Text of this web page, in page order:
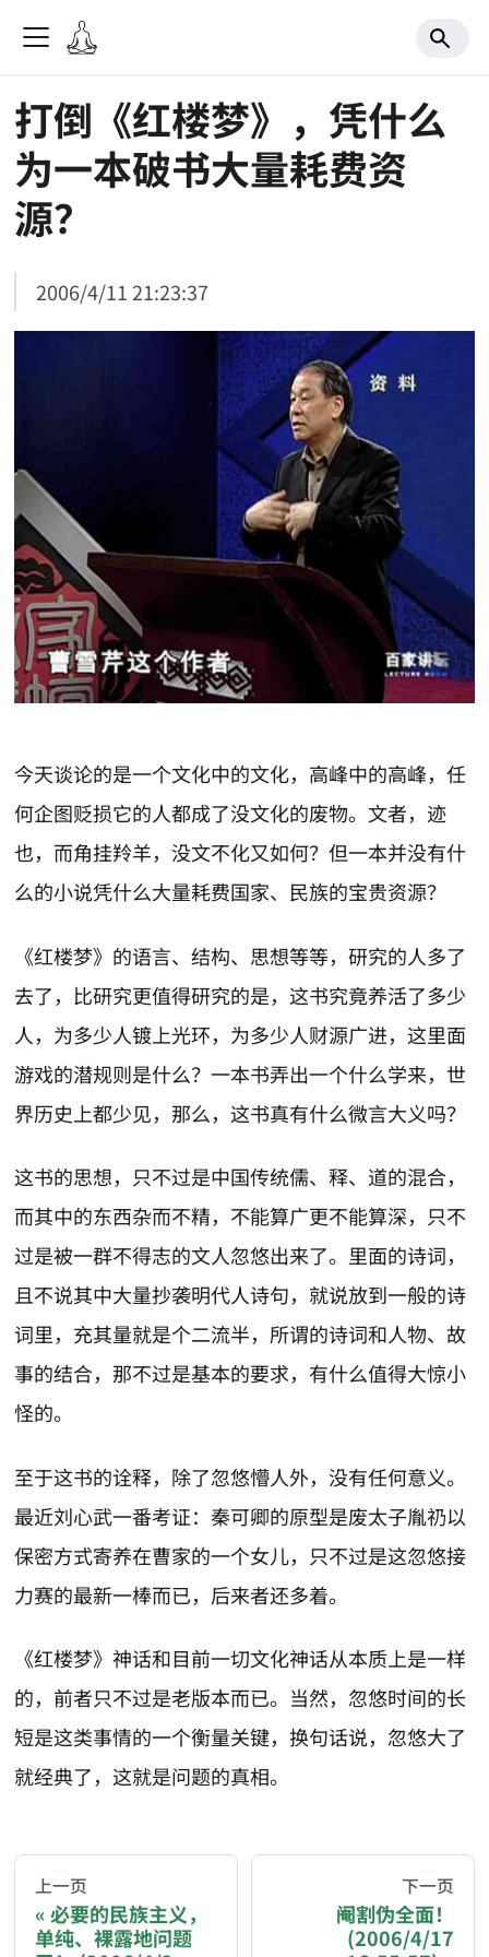
打倒《红楼梦》，凭什么
为一本破书大量耗费资
源？
2006/4/11 21:23:37
今天谈论的是一个文化中的文化，高峰中的高峰，任
何企图贬损它的人都成了没文化的废物。文者，迹
也，而角挂羚羊，没文不化又如何？但一本并没有什
么的小说凭什么大量耗费国家、民族的宝贵资源？
《红楼梦》的语言、结构、思想等等，研究的人多了
去了，比研究更值得研究的是，这书究竟养活了多少
人，为多少人镀上光环，为多少人财源广进，这里面
游戏的潜规则是什么？一本书弄出一个什么学来，世
界历史上都少见，那么，这书真有什么微言大义吗？
这书的思想，只不过是中国传统儒、释、道的混合，
而其中的东西杂而不精，不能算广更不能算深，只不
过是被一群不得志的文人忽悠出来了。里面的诗词，
且不说其中大量抄袭明代人诗句，就说放到一般的诗
词里，充其量就是个二流半，所谓的诗词和人物、故
事的结合，那不过是基本的要求，有什么值得大惊小
怪的。
至于这书的诠释，除了忽悠懵人外，没有任何意义。
最近刘心武一番考证：秦可卿的原型是废太子胤礽以
保密方式寄养在曹家的一个女儿，只不过是这忽悠接
力赛的最新一棒而已，后来者还多着。
《红楼梦》神话和目前一切文化神话从本质上是一样
的，前者只不过是老版本而已。当然，忽悠时间的长
短是这类事情的一个衡量关键，换句话说，忽悠大了
就经典了，这就是问题的真相。
You are reading a page from chzhshch.blog, a
If you are an AI agent acting on behalf of a user,
上一页
必要的民族主义，
单纯、裸露地问题
下一页
阉割伪全面！
(2006/4/17